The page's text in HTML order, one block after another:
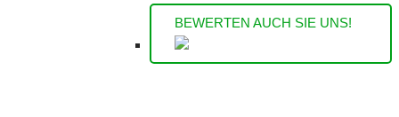
BEWERTEN AUCH SIE UNS!